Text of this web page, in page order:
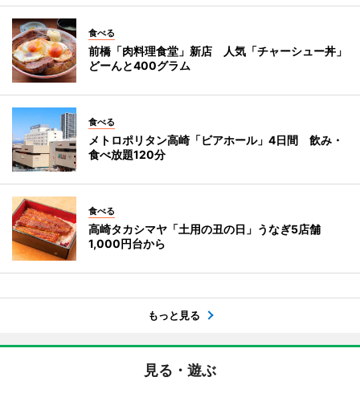
食べる
前橋「肉料理食堂」新店 人気「チャーシュー丼」
どーんと400グラム
食べる
メトロポリタン高崎「ビアホール」4日間 飲み・
食べ放題120分
食べる
高崎タカシマヤ「土用の丑の日」うなぎ5店舗
1,000円台から
もっと見る
見る・遊ぶ